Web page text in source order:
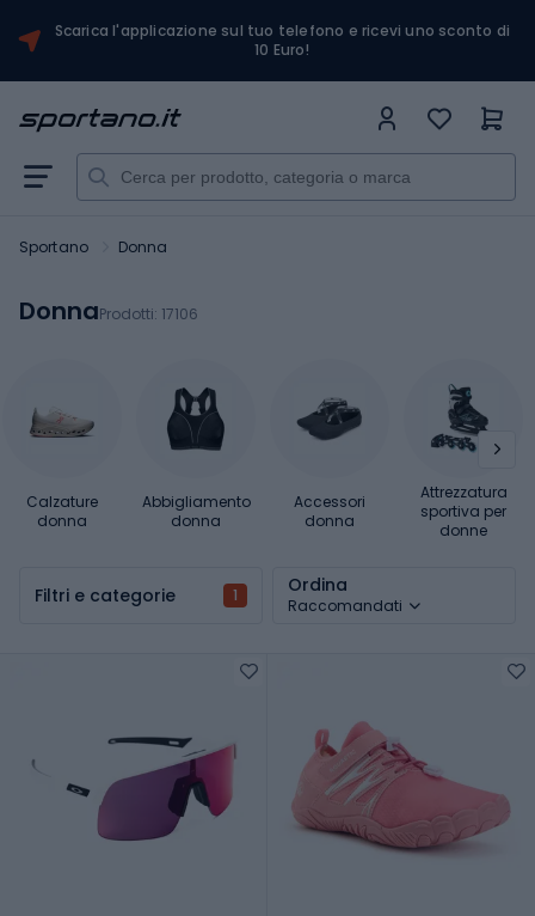
Scarica l'applicazione sul tuo telefono e ricevi uno sconto di
10 Euro!
Sportano Donna
DonnaProdotti: 17106
Calzature
donna
Abbigliamento
donna
Accessori
donna
Attrezzatura
sportiva per
donne
Filtri e categorie 1 Ordina
Raccomandati